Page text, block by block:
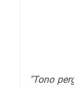
"Tono